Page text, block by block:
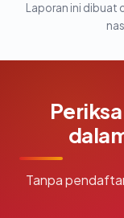
Laporan ini dibuat
Tanpa